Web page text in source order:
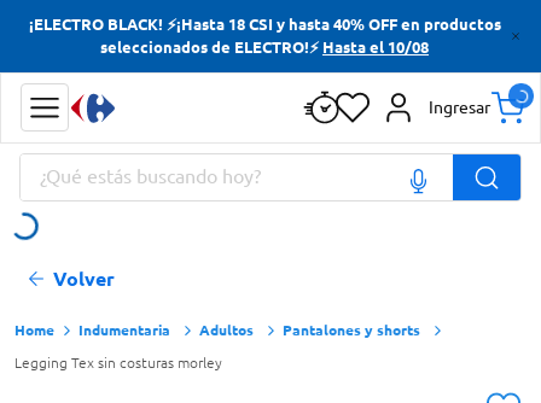
¡ELECTRO BLACK! ⚡¡Hasta 18 CSI y hasta 40% OFF en productos
seleccionados de ELECTRO!⚡ Hasta el 10/08
Ingresar
¿Qué estás buscando hoy?
Volver
Indumentaria Adultos Pantalones y shorts
Legging Tex sin costuras morley
Términos más buscados
Yerba
Cerveza
Doves
Términos más buscados
Yerba
Cerveza
Doves
Jabon Tocador